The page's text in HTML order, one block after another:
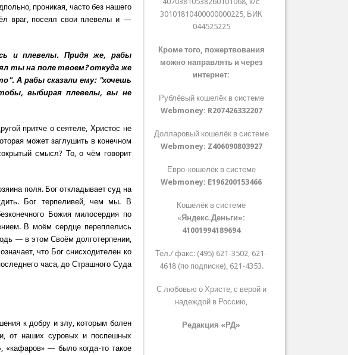
проникая, часто без нашего
враг, посеял свои плевелы и —
и плевелы. Придя же, рабы
ты на поле твоем? откуда же
А рабы сказали ему: "хочешь
выбирая плевелы, вы не
притче о сеятеле, Христос не
может заглушить в конечном
смысл? То, о чём говорит
поля. Бог откладывает суд на
Бог терпеливей, чем мы. В
Божия милосердия по
В моём сердце переплелись
— в этом Своём долготерпении,
что Бог снисходителен ко
часа, до Страшного Суда
к добру и злу, которым болен
от наших суровых и поспешных
«кафаров» — было когда-то такое
30101810400000000225, БИК
044525225
Кроме того, пожертвования
можно направлять и через
интернет:
Рублёвый кошелёк в системе
Webmoney: R207426332207
Долларовый кошелёк в системе
Webmoney: Z406090803927
Евро-кошелёк в системе
Webmoney: E196200153466
Кошелёк в системе
«Яндекс.Деньги»:
41001994189694
Тел./ факс: (495) 621-3502, 621-
4618 (по подписке), 621-4353.
С любовью о Христе, с верой и
надеждой в Россию,
Редакция «РД»